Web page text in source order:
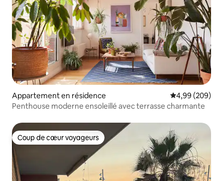
Appartement en résidence Évaluation
4,99 (209)
Penthouse moderne ensoleillé avec terrasse charmante
Coup de cœur voyageurs
Coup de cœur voyageurs